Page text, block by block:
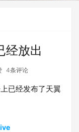
经放出
4条评论
已经发布了天翼